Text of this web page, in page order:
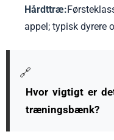
Hårdttræ:
appel; typisk dyrere
🔗
Hvor vigtigt er
træningsbænk?